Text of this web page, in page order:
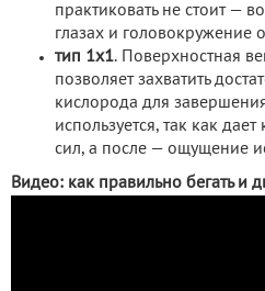
практиковать не стоит —
глазах и головокружение
тип 1х1. Поверхностная
позволяет захватить
кислорода для
используется, так как
сил, а после — ощущение
Видео: как правильно бегать и